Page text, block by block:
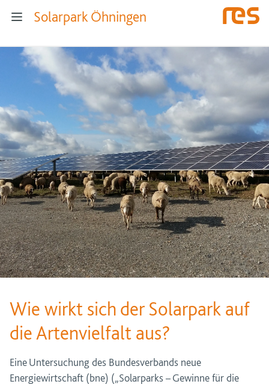
Solarpark Öhningen
Wie wirkt sich der Solarpark auf
die Artenvielfalt aus?
Eine Untersuchung des Bundesverbands neue
Energiewirtschaft (bne) („Solarparks – Gewinne für die